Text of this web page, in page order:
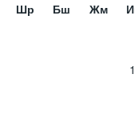
Шр Бш Жм
1